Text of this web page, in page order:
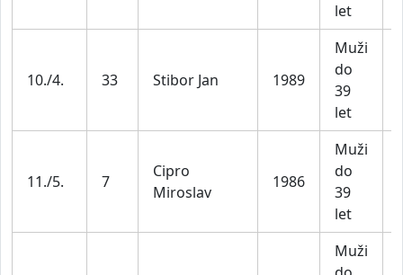
let
10./4. 33 Stibor Jan 1989
Muži
do
39
let
11./5. 7
Cipro
Miroslav
1986
Muži
do
39
let
Muži